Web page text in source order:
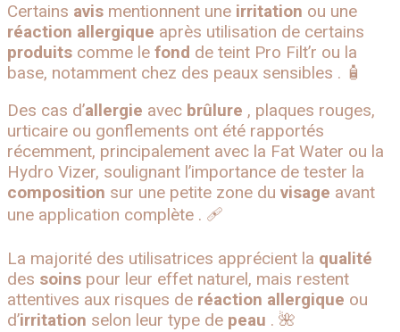
Certains avis mentionnent une irritation ou une
réaction allergique après utilisation de certains
produits comme le fond de teint Pro Filt’r ou la
base, notamment chez des peaux sensibles . 🧴
Des cas d’allergie avec brûlure , plaques rouges,
urticaire ou gonflements ont été rapportés
récemment, principalement avec la Fat Water ou la
Hydro Vizer, soulignant l’importance de tester la
composition sur une petite zone du visage avant
une application complète . 🩹
La majorité des utilisatrices apprécient la qualité
des soins pour leur effet naturel, mais restent
attentives aux risques de réaction allergique ou
d’irritation selon leur type de peau . 🌺